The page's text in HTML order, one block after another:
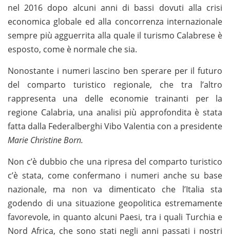
nel 2016 dopo alcuni anni di bassi dovuti alla crisi
economica globale ed alla concorrenza internazionale
sempre più agguerrita alla quale il turismo Calabrese è
esposto, come è normale che sia.
Nonostante i numeri lascino ben sperare per il futuro
del comparto turistico regionale, che tra l’altro
rappresenta una delle economie trainanti per la
regione Calabria, una analisi più approfondita è stata
fatta dalla Federalberghi Vibo Valentia con a presidente
Marie Christine Born.
Non c’è dubbio che una ripresa del comparto turistico
c’è stata, come confermano i numeri anche su base
nazionale, ma non va dimenticato che l’Italia sta
godendo di una situazione geopolitica estremamente
favorevole, in quanto alcuni Paesi, tra i quali Turchia e
Nord Africa, che sono stati negli anni passati i nostri